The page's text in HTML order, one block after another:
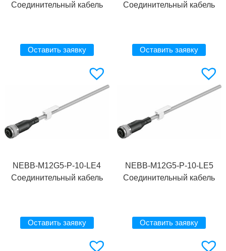
Соединительный кабель
Оставить заявку
Соединительный кабель
Оставить заявку
NEBB-M12G5-P-10-LE4
Соединительный кабель
Оставить заявку
NEBB-M12G5-P-10-LE5
Соединительный кабель
Оставить заявку